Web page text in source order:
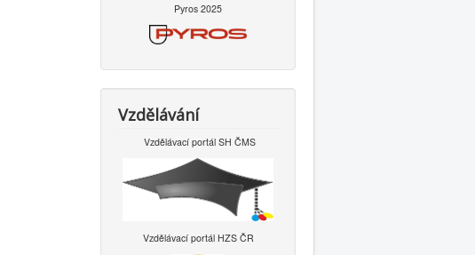
Pyros 2025
Vzdělávání
Vzdělávací portál SH ČMS
Vzdělávací portál HZS ČR